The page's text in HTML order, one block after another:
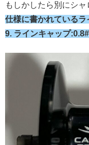
もしかしたら別にシャ
仕様に書かれているラ
9. ラインキャップ